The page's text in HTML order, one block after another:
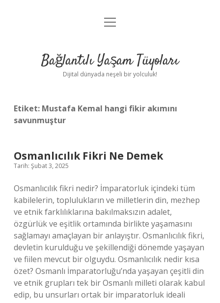
Anasayfa
Yasal Uyarı
menüyü
Bağlantılı Yaşam Tüyoları
Dijital dünyada neşeli bir yolculuk!
Etiket: Mustafa Kemal hangi fikir akımını
savunmuştur
Osmanlıcılık Fikri Ne Demek
Tarih: Şubat 3, 2025
Osmanlıcılık fikri nedir? İmparatorluk içindeki tüm
kabilelerin, toplulukların ve milletlerin din, mezhep
ve etnik farklılıklarına bakılmaksızın adalet,
özgürlük ve eşitlik ortamında birlikte yaşamasını
sağlamayı amaçlayan bir anlayıştır. Osmanlıcılık fikri,
devletin kurulduğu ve şekillendiği dönemde yaşayan
ve fiilen mevcut bir olguydu. Osmanlıcılık nedir kısa
özet? Osmanlı İmparatorluğu’nda yaşayan çeşitli din
ve etnik grupları tek bir Osmanlı milleti olarak kabul
edip, bu unsurları ortak bir imparatorluk ideali